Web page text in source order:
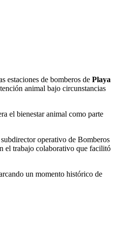
estaciones de bomberos de Playa
animal bajo circunstancias
el bienestar animal como parte
subdirector operativo de Bomberos
el trabajo colaborativo que facilitó
un momento histórico de